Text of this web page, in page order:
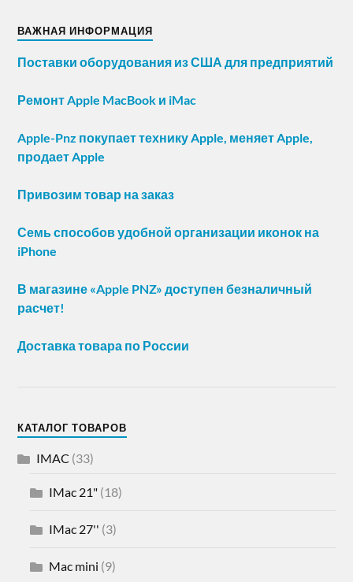
ВАЖНАЯ ИНФОРМАЦИЯ
Поставки оборудования из США для предприятий
Ремонт Apple MacBook и iMac
Apple-Pnz покупает технику Apple, меняет Apple,
продает Apple
Привозим товар на заказ
Семь способов удобной организации иконок на
iPhone
В магазине «Apple PNZ» доступен безналичный
расчет!
Доставка товара по России
КАТАЛОГ ТОВАРОВ
IMAC (33)
IMac 21" (18)
IMac 27'' (3)
Mac mini (9)